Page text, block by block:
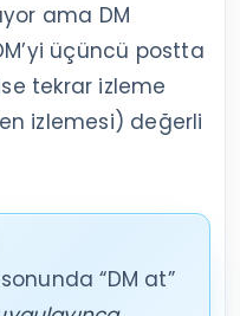
ama DM
üçüncü postta
tekrar izleme
izlemesi) değerli
“DM at”